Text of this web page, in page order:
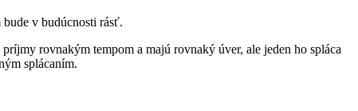
v budúcnosti rásť.
rovnakým tempom a majú rovnaký úver, ale jeden ho spláca
splácaním.